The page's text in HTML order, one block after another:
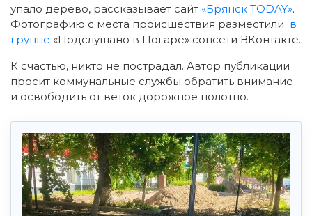
упало дерево, рассказывает сайт «Брянск TODAY».
Фотографию с места происшествия разместили в
группе «Подслушано в Погаре» соцсети ВКонтакте.
К счастью, никто не пострадал. Автор публикации
просит коммунальные службы обратить внимание
и освободить от веток дорожное полотно.